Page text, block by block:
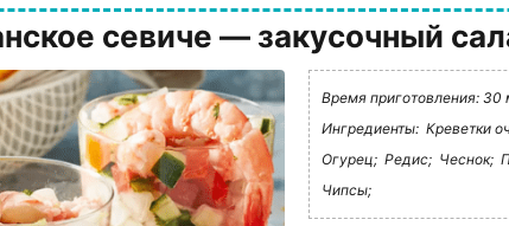
севиче — закусочный
Время приготовления: 30
Ингредиенты: Креветки
Огурец; Редис; Чеснок;
Чипсы;